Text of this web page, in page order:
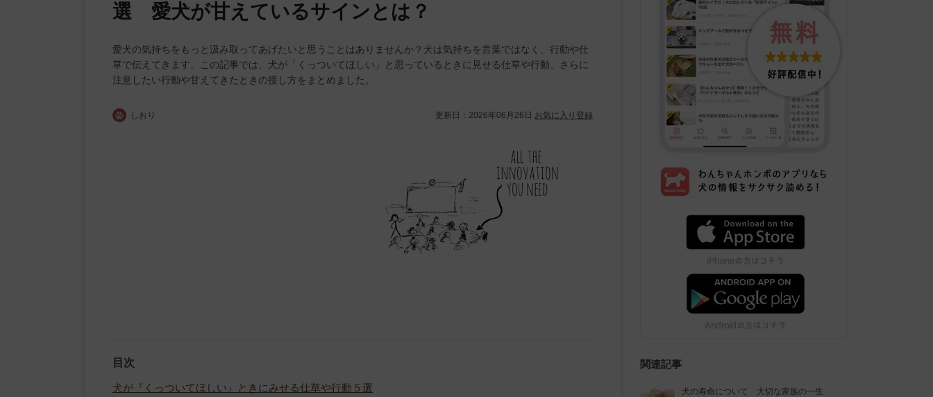
選 愛犬が甘えているサインとは？
愛犬の気持ちをもっと汲み取ってあげたいと思うことはありませんか？犬は気持ちを言葉ではなく、行動や仕
草で伝えてきます。この記事では、犬が「くっついてほしい」と思っているときに見せる仕草や行動、さらに
注意したい行動や甘えてきたときの接し方をまとめました。
しおり 更新日： 2026年06月26日 お気に入り登録
目次
犬が『くっついてほしい』ときにみせる仕草や行動５選
関連記事
犬の寿命について 大切な家族の一生